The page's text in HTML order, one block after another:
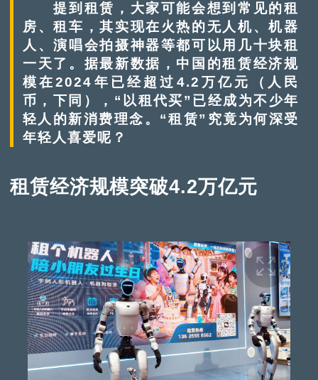
潮不再只满足“生存”，而是服务于“生活”与“精神世
界”。它们从“小趋势”汇流为“大产业”，正重新定义
这个时代的消费风景。
提到租赁，大家可能会想到常见的租
房、租车，其实现在火热的无人机、机器
人、演唱会拍摄神器等都可以用几十块租
一天了。据最新数据，中国的租赁经济规
模在2024年已经超过4.2万亿元（人民
币，下同），“以租代买”已经成为不少年
轻人的新消费理念。“租赁”究竟为何深受
年轻人喜爱呢？
租赁经济规模突破4.2万亿元